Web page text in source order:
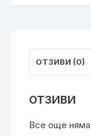
ОТЗИВИ (0)
ОТЗИВИ
Все още няма